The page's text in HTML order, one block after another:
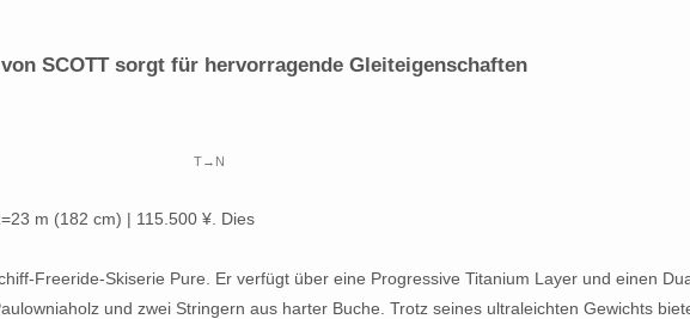
SCOTT sorgt für hervorragende Gleiteigenschaften
T→N
m (182 cm) | 115.500 ¥. Dies
Freeride-Skiserie Pure. Er verfügt über eine Progressive Titanium Layer und einen
und zwei Stringern aus harter Buche. Trotz seines ultraleichten Gewichts